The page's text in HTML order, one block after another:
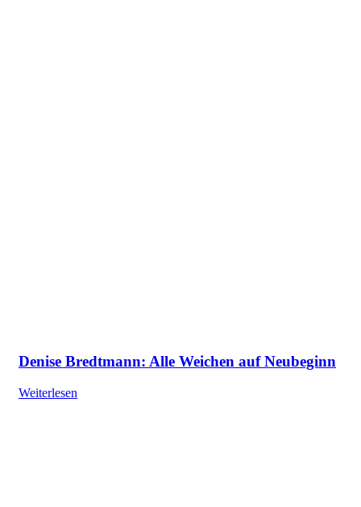
Denise Bredtmann: Alle Weichen auf Neubeginn
Weiterlesen